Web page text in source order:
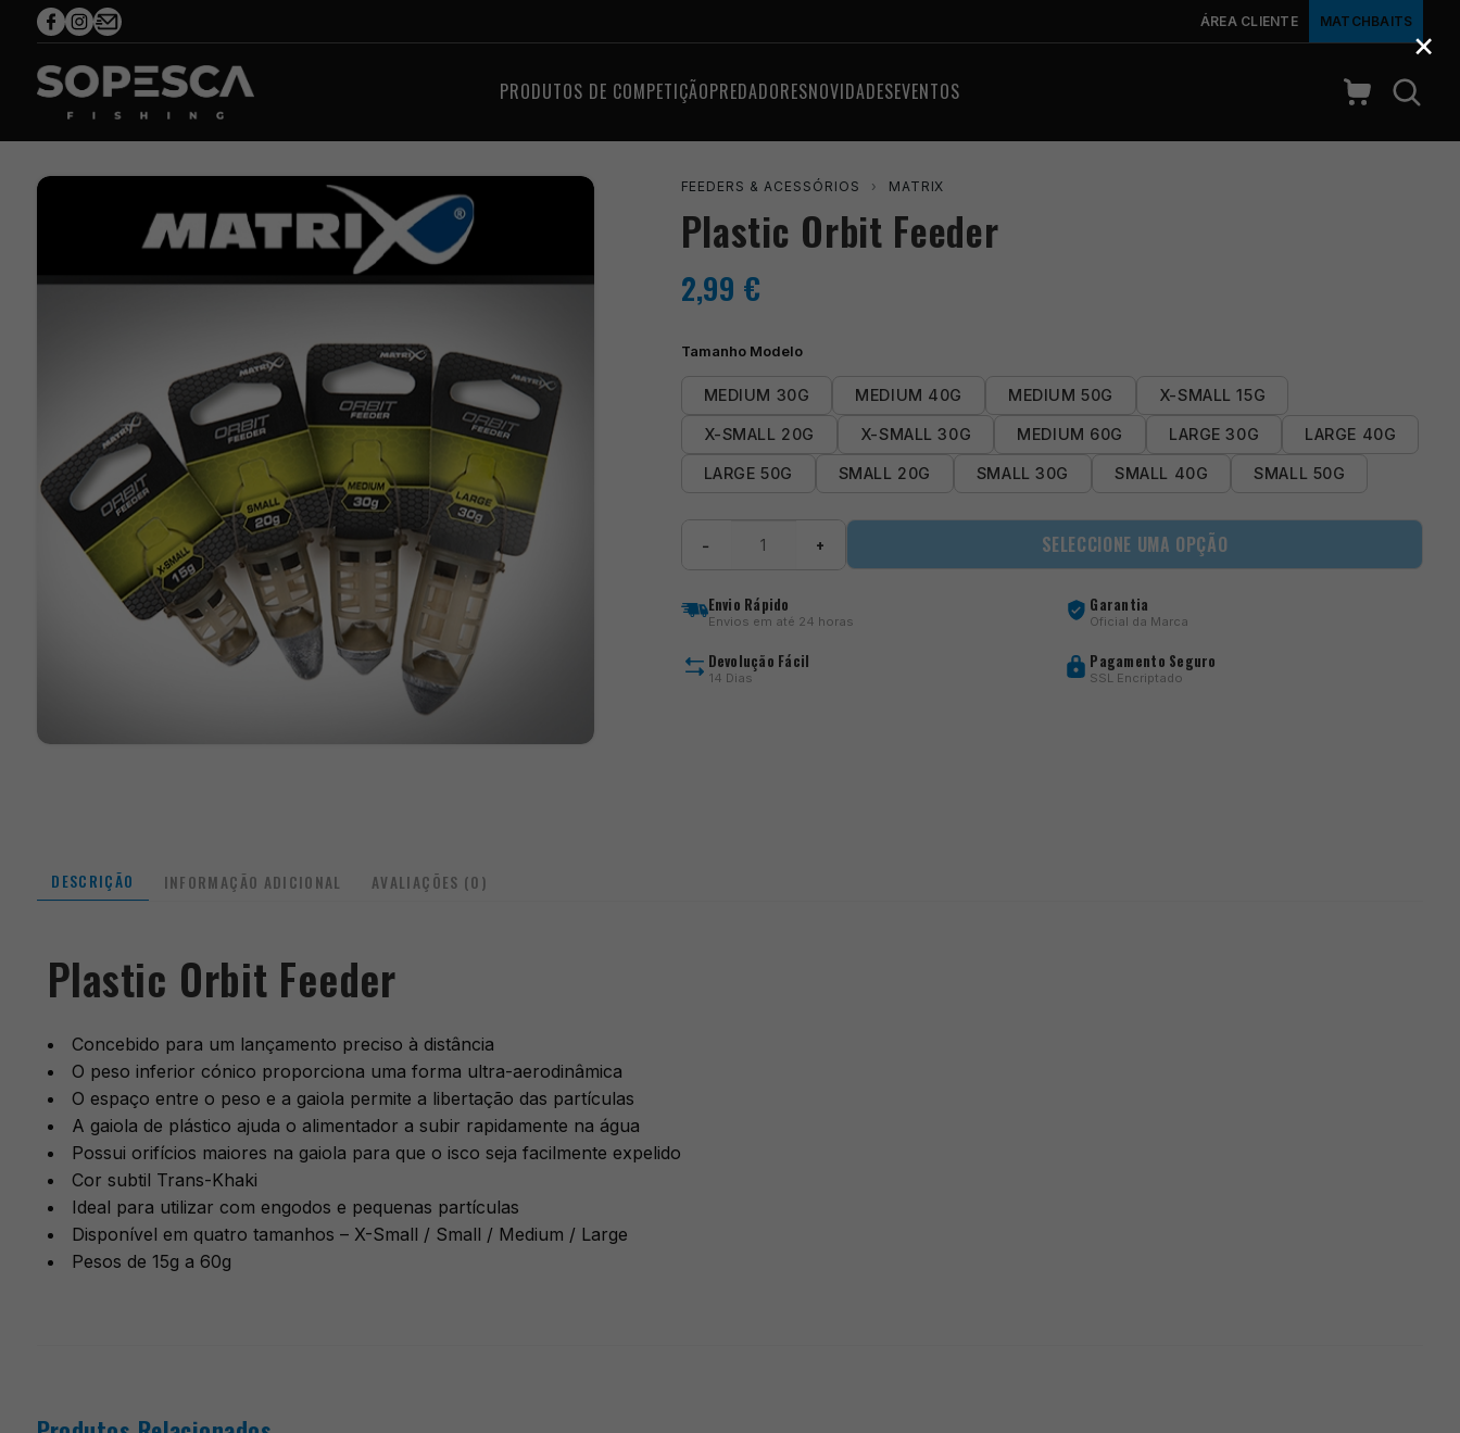
ÁREA CLIENTE MATCHBAITS
PRODUTOS DE COMPETIÇÃOPREDADORESNOVIDADESEVENTOS
FEEDERS & ACESSÓRIOS › MATRIX
Plastic Orbit Feeder
2,99 €
Tamanho Modelo
MEDIUM 30G MEDIUM 40G MEDIUM 50G X-SMALL 15G
X-SMALL 20G X-SMALL 30G MEDIUM 60G LARGE 30G LARGE 40G
LARGE 50G SMALL 20G SMALL 30G SMALL 40G SMALL 50G
Feeder
− + SELECCIONE UMA OPÇÃO
Envio Rápido
Envios em até 24 horas
Garantia
Oficial da Marca
Devolução Fácil
14 Dias
Pagamento Seguro
SSL Encriptado
DESCRIÇÃO INFORMAÇÃO ADICIONAL AVALIAÇÕES (0)
Plastic Orbit Feeder
Concebido para um lançamento preciso à distância
O peso inferior cónico proporciona uma forma ultra-aerodinâmica
O espaço entre o peso e a gaiola permite a libertação das partículas
A gaiola de plástico ajuda o alimentador a subir rapidamente na água
Possui orifícios maiores na gaiola para que o isco seja facilmente expelido
Cor subtil Trans-Khaki
Ideal para utilizar com engodos e pequenas partículas
Disponível em quatro tamanhos – X-Small / Small / Medium / Large
Pesos de 15g a 60g
×